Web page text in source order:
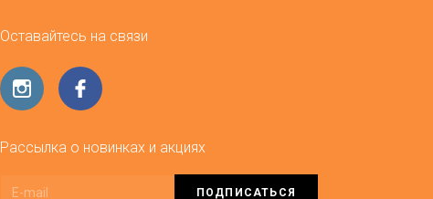
Оставайтесь на связи
Рассылка о новинках и акциях
ПОДПИСАТЬСЯ